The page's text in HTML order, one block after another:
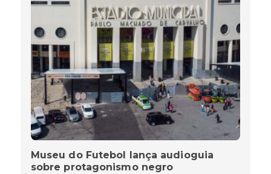
Museu do Futebol lança audioguia
sobre protagonismo negro